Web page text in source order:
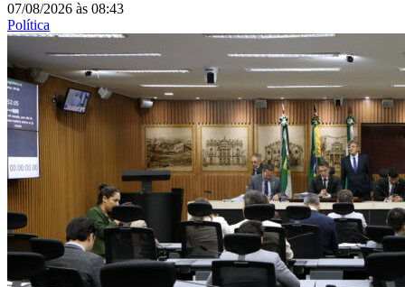
07/08/2026 às 08:43
Política